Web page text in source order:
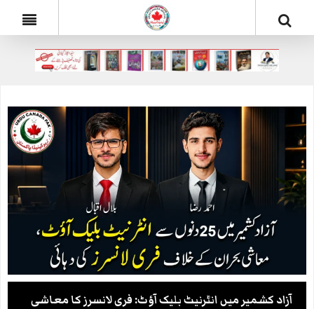
آزاد کشمیر میں انٹرنیٹ بلیک آؤٹ: فری لانسرز کا معاشی